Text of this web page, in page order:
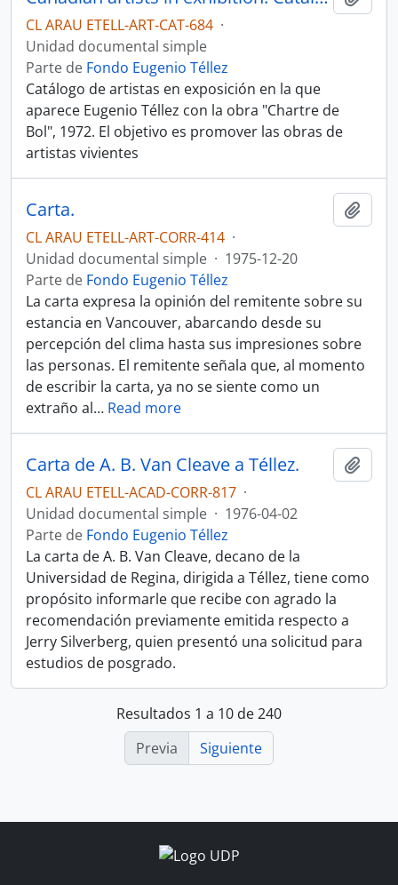
CL ARAU ETELL-ART-CAT-684 ·
Unidad documental simple
Parte de Fondo Eugenio Téllez
Catálogo de artistas en exposición en la que
aparece Eugenio Téllez con la obra "Chartre de
Bol", 1972. El objetivo es promover las obras de
artistas vivientes
Carta.
CL ARAU ETELL-ART-CORR-414 ·
Unidad documental simple · 1975-12-20
Parte de Fondo Eugenio Téllez
La carta expresa la opinión del remitente sobre su
estancia en Vancouver, abarcando desde su
percepción del clima hasta sus impresiones sobre
las personas. El remitente señala que, al momento
de escribir la carta, ya no se siente como un
extraño al… Read more
Carta de A. B. Van Cleave a Téllez.
CL ARAU ETELL-ACAD-CORR-817 ·
Unidad documental simple · 1976-04-02
Parte de Fondo Eugenio Téllez
La carta de A. B. Van Cleave, decano de la
Universidad de Regina, dirigida a Téllez, tiene como
propósito informarle que recibe con agrado la
recomendación previamente emitida respecto a
Jerry Silverberg, quien presentó una solicitud para
estudios de posgrado.
Resultados 1 a 10 de 240
Previa
Siguiente